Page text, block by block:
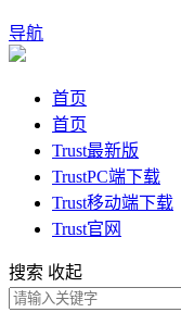
导航
首页
首页
Trust最新版
TrustPC端下载
Trust移动端下载
Trust官网
搜索 收起